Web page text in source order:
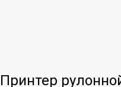
Принтер